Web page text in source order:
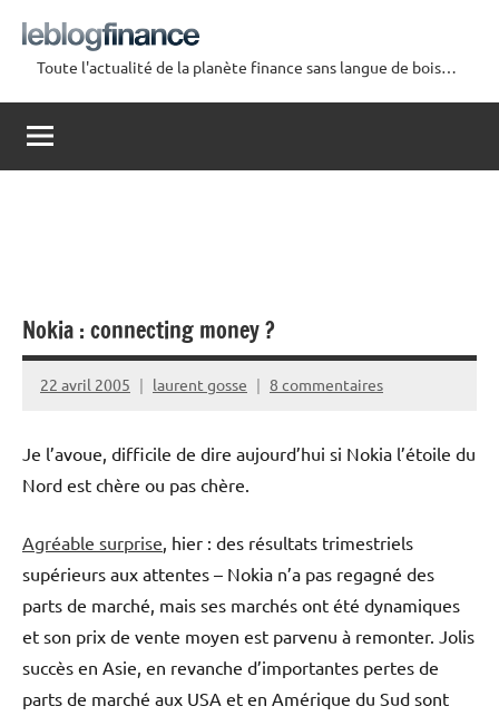
contenu
Le
Blog
Finance
Toute l'actualité de la planète finance sans langue de bois…
Nokia : connecting money ?
22 avril 2005 laurent gosse 8 commentaires
Je l’avoue, difficile de dire aujourd’hui si Nokia l’étoile du
Nord est chère ou pas chère.
Agréable surprise , hier : des résultats trimestriels
supérieurs aux attentes – Nokia n’a pas regagné des
parts de marché, mais ses marchés ont été dynamiques
et son prix de vente moyen est parvenu à remonter. Jolis
succès en Asie, en revanche d’importantes pertes de
parts de marché aux USA et en Amérique du Sud sont